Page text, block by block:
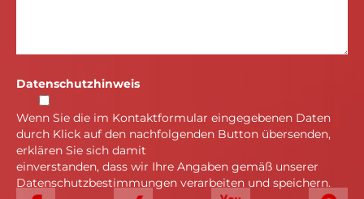
Datenschutzhinweis
Wenn Sie die im Kontaktformular eingegebenen Daten
durch Klick auf den nachfolgenden Button übersenden,
erklären Sie sich damit
einverstanden, dass wir Ihre Angaben gemäß unserer
Datenschutzbestimmungen verarbeiten und speichern.